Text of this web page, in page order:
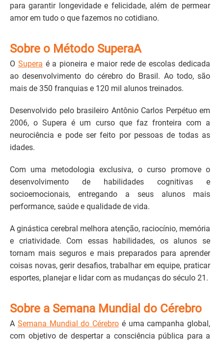
para garantir longevidade e felicidade, além de permear
amor em tudo o que fazemos no cotidiano.
Sobre o Método SuperaA
O Supera é a pioneira e maior rede de escolas dedicada
ao desenvolvimento do cérebro do Brasil. Ao todo, são
mais de 350 franquias e 120 mil alunos treinados.
Desenvolvido pelo brasileiro Antônio Carlos Perpétuo em
2006, o Supera é um curso que faz fronteira com a
neurociência e pode ser feito por pessoas de todas as
idades.
Com uma metodologia exclusiva, o curso promove o
desenvolvimento de habilidades cognitivas e
socioemocionais, entregando a seus alunos mais
performance, saúde e qualidade de vida.
A ginástica cerebral melhora atenção, raciocínio, memória
e criatividade. Com essas habilidades, os alunos se
tornam mais seguros e mais preparados para aprender
coisas novas, gerir desafios, trabalhar em equipe, praticar
esportes, planejar e lidar com as mudanças do século 21.
Sobre a Semana Mundial do Cérebro
A Semana Mundial do Cérebro é uma campanha global,
com objetivo de despertar a consciência pública para a